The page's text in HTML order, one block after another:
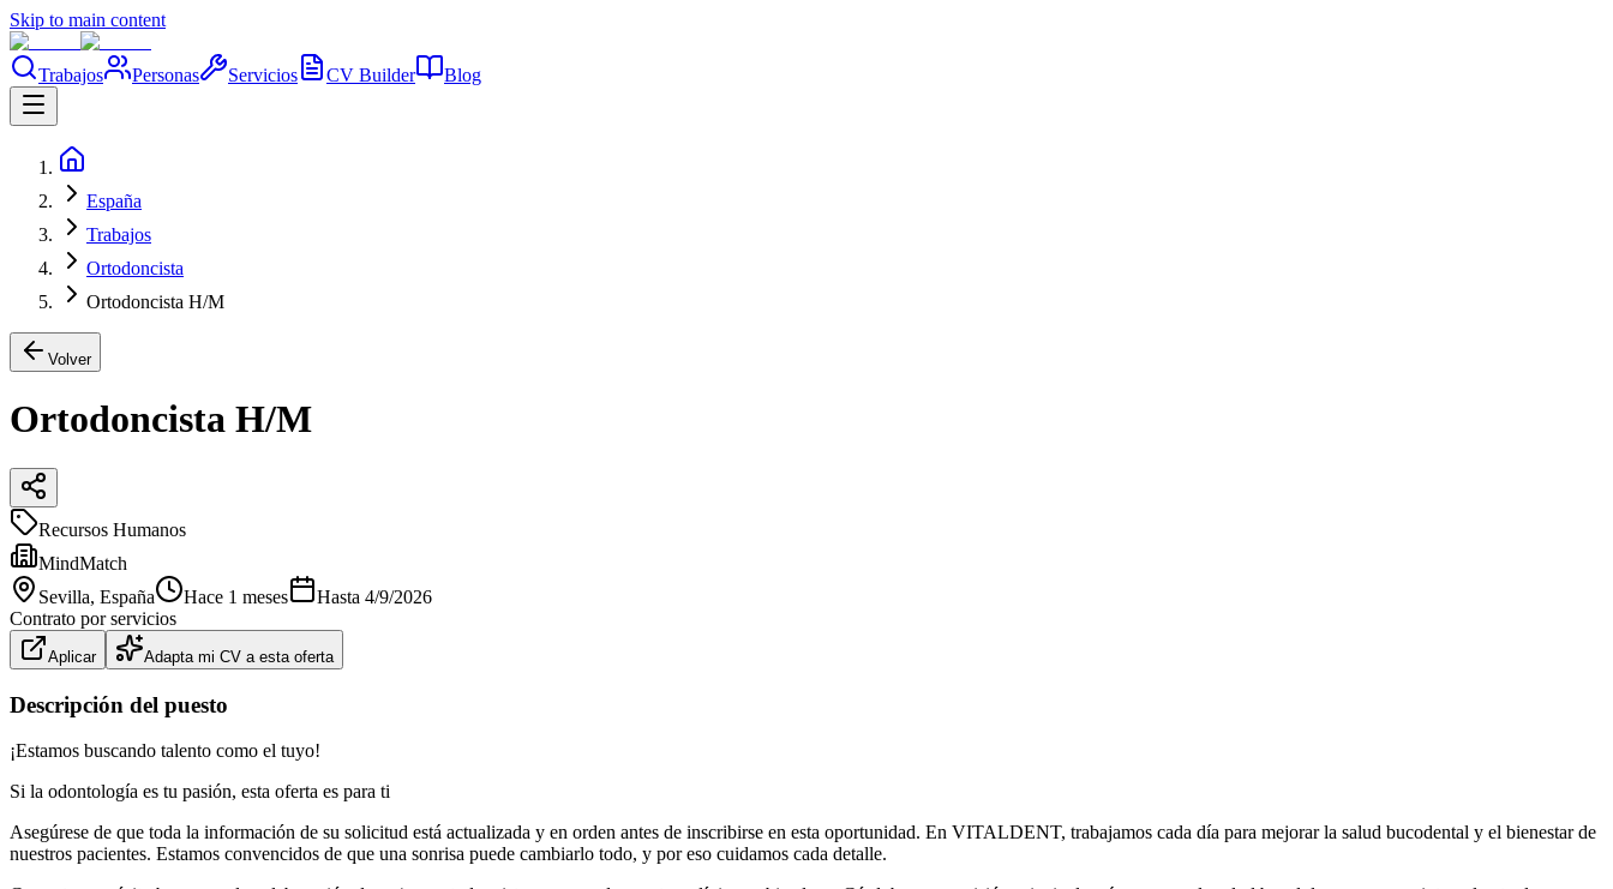
Skip to main content
Trabajos Personas Servicios CV Builder Blog
España
Trabajos
Ortodoncista
Ortodoncista H/M
Volver
Ortodoncista H/M
Recursos Humanos
MindMatch
Sevilla, España Hace 1 meses Hasta 4/9/2026
Contrato por servicios
Aplicar Adapta mi CV a esta oferta
Descripción del puesto
¡Estamos buscando talento como el tuyo!
Si la odontología es tu pasión, esta oferta es para ti
Asegúrese de que toda la información de su solicitud está actualizada y en orden antes de inscribirse en esta oportunidad. En VITALDENT, trabajamos cada día para mejorar la salud bucodental y el bienestar de
nuestros pacientes. Estamos convencidos de que una sonrisa puede cambiarlo todo, y por eso cuidamos cada detalle.